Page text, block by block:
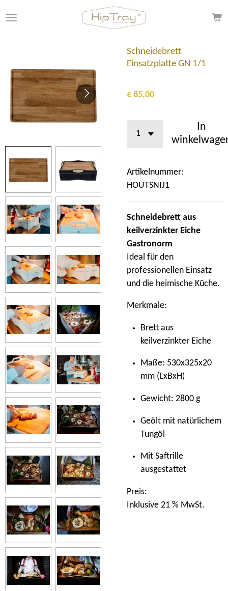
direct
Schneidebrett
Einsatzplatte GN 1/1
€ 85,00
In
Artikelnummer:
HOUTSNIJ1
Schneidebrett aus
keilverzinkter Eiche
Gastronorm
Ideal für den
professionellen Einsatz
und die heimische Küche.
Merkmale:
Brett aus
keilverzinkter Eiche
Maße: 530x325x20
mm (LxBxH)
Gewicht: 2800 g
Geölt mit natürlichem
Tungöl
Mit Saftrille
ausgestattet
Preis:
Inklusive 21 % MwSt.